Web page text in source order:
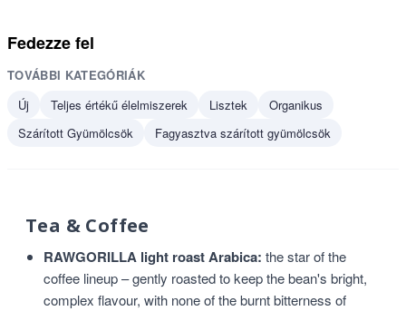
Fedezze fel
TOVÁBBI KATEGÓRIÁK
Új
Teljes értékű élelmiszerek Lisztek
Organikus
Szárított Gyümölcsök
Fagyasztva szárított gyümölcsök
Tea & Coffee
RAWGORILLA light roast Arabica: the star of the
coffee lineup – gently roasted to keep the bean's bright,
complex flavour, with none of the burnt bitterness of